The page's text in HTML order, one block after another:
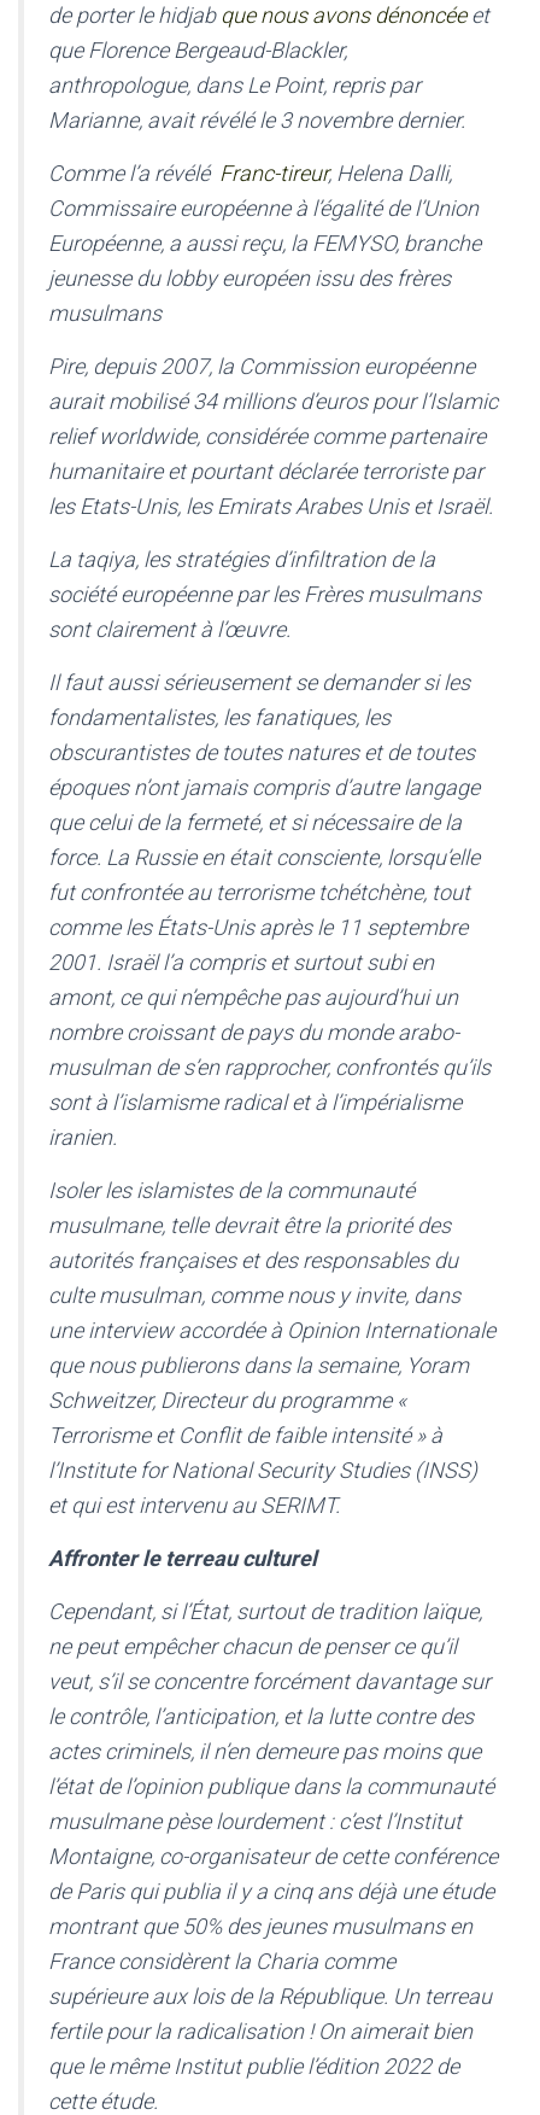
de porter le hidjab que nous avons dénoncéeet
que Florence Bergeaud-Blackler,
anthropologue, dans Le Point, repris par
Marianne, avait révélé le 3 novembre dernier.
Comme l’a révélé Franc-tireur, Helena Dalli,
Commissaire européenne à l’égalité de l’Union
Européenne, a aussi reçu, la FEMYSO, branche
jeunesse du lobby européen issu des frères
musulmans
Pire, depuis 2007, la Commission européenne
aurait mobilisé 34 millions d’euros pour l’Islamic
relief worldwide, considérée comme partenaire
humanitaire et pourtant déclarée terroriste par
les Etats-Unis, les Emirats Arabes Unis et Israël.
La taqiya, les stratégies d’infiltration de la
société européenne par les Frères musulmans
sont clairement à l’œuvre.
Il faut aussi sérieusement se demander si les
fondamentalistes, les fanatiques, les
obscurantistes de toutes natures et de toutes
époques n’ont jamais compris d’autre langage
que celui de la fermeté, et si nécessaire de la
force. La Russie en était consciente, lorsqu’elle
fut confrontée au terrorisme tchétchène, tout
comme les États-Unis après le 11 septembre
2001. Israël l’a compris et surtout subi en
amont, ce qui n’empêche pas aujourd’hui un
nombre croissant de pays du monde arabo-
musulman de s’en rapprocher, confrontés qu’ils
sont à l’islamisme radical et à l’impérialisme
iranien.
Isoler les islamistes de la communauté
musulmane, telle devrait être la priorité des
autorités françaises et des responsables du
culte musulman, comme nous y invite, dans
une interview accordée à Opinion Internationale
que nous publierons dans la semaine, Yoram
Schweitzer, Directeur du programme «
Terrorisme et Conflit de faible intensité » à
l’Institute for National Security Studies (INSS)
et qui est intervenu au SERIMT.
Affronter le terreau culturel
Cependant, si l’État, surtout de tradition laïque,
ne peut empêcher chacun de penser ce qu’il
veut, s’il se concentre forcément davantage sur
le contrôle, l’anticipation, et la lutte contre des
actes criminels, il n’en demeure pas moins que
l’état de l’opinion publique dans la communauté
musulmane pèse lourdement : c’est l’Institut
Montaigne, co-organisateur de cette conférence
de Paris qui publia il y a cinq ans déjà une étude
montrant que 50% des jeunes musulmans en
France considèrent la Charia comme
supérieure aux lois de la République. Un terreau
fertile pour la radicalisation ! On aimerait bien
que le même Institut publie l’édition 2022 de
cette étude.